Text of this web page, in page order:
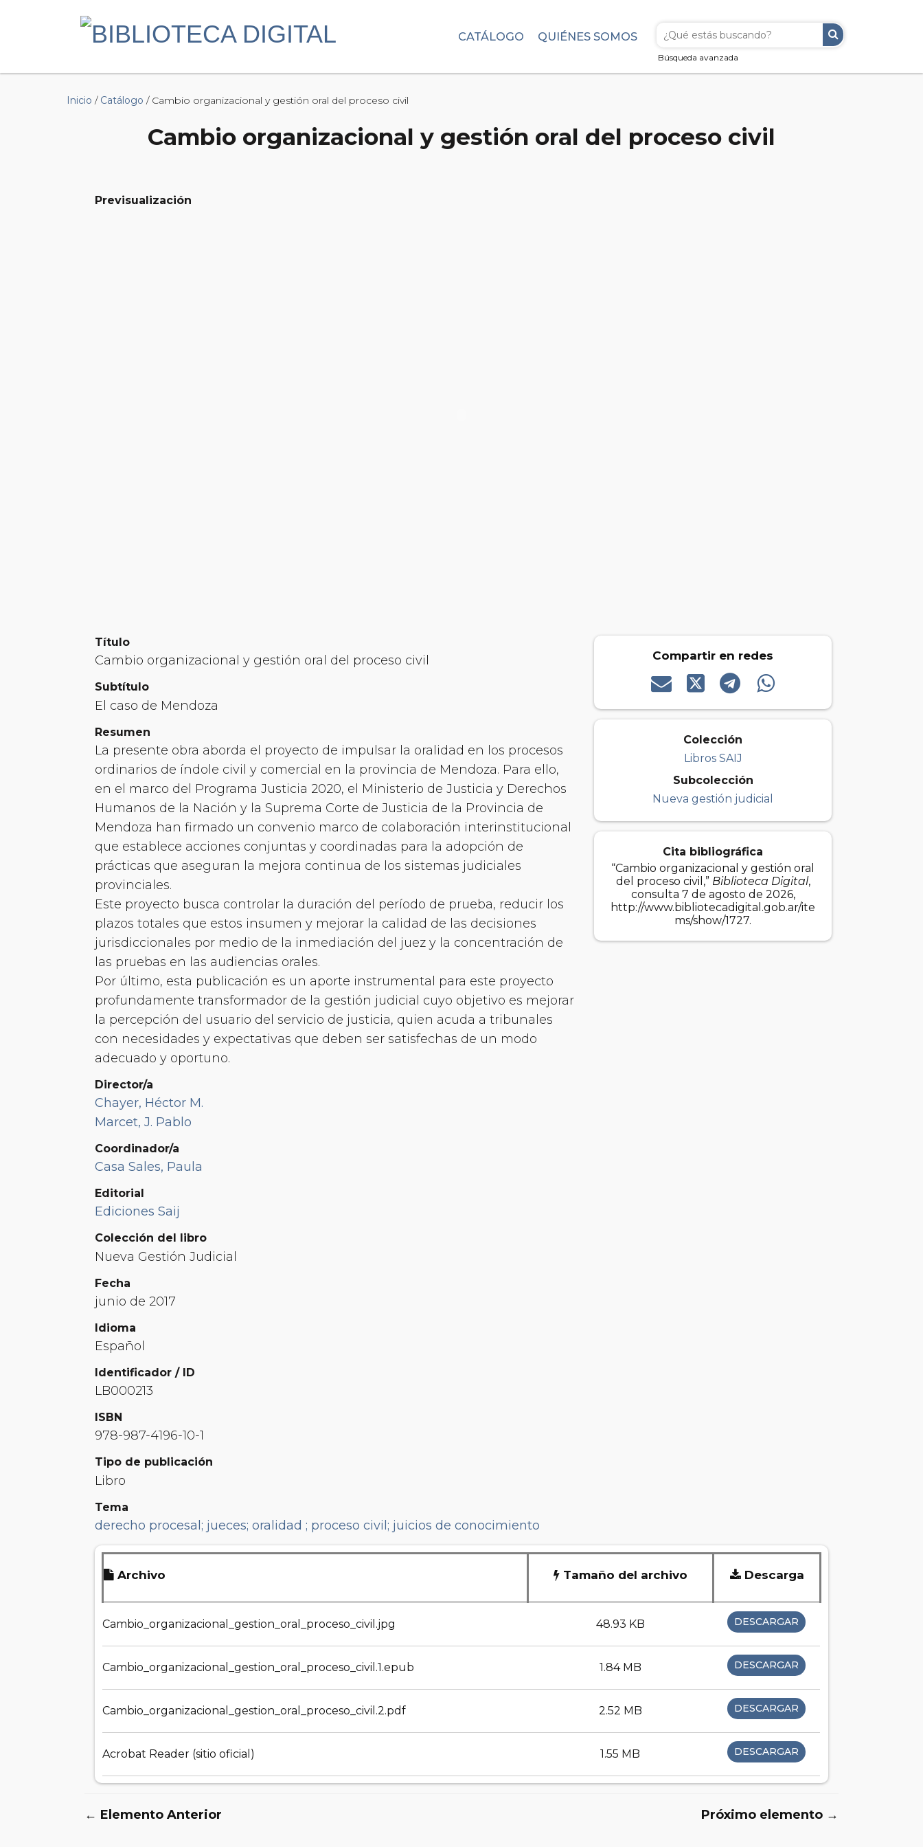
Búsqueda avanzada
CATÁLOGO QUIÉNES SOMOS
Inicio / Catálogo / Cambio organizacional y gestión oral del proceso civil
Cambio organizacional y gestión oral del proceso civil
Previsualización
Título
Cambio organizacional y gestión oral del proceso civil
Subtítulo
El caso de Mendoza
Resumen
La presente obra aborda el proyecto de impulsar la oralidad en los procesos
ordinarios de índole civil y comercial en la provincia de Mendoza. Para ello,
en el marco del Programa Justicia 2020, el Ministerio de Justicia y Derechos
Humanos de la Nación y la Suprema Corte de Justicia de la Provincia de
Mendoza han firmado un convenio marco de colaboración interinstitucional
que establece acciones conjuntas y coordinadas para la adopción de
prácticas que aseguran la mejora continua de los sistemas judiciales
provinciales.
Este proyecto busca controlar la duración del período de prueba, reducir los
plazos totales que estos insumen y mejorar la calidad de las decisiones
jurisdiccionales por medio de la inmediación del juez y la concentración de
las pruebas en las audiencias orales.
Por último, esta publicación es un aporte instrumental para este proyecto
profundamente transformador de la gestión judicial cuyo objetivo es mejorar
la percepción del usuario del servicio de justicia, quien acuda a tribunales
con necesidades y expectativas que deben ser satisfechas de un modo
adecuado y oportuno.
Director/a
Chayer, Héctor M.
Marcet, J. Pablo
Coordinador/a
Casa Sales, Paula
Editorial
Ediciones Saij
Colección del libro
Nueva Gestión Judicial
Fecha
junio de 2017
Idioma
Español
Identificador / ID
LB000213
ISBN
978-987-4196-10-1
Tipo de publicación
Libro
Tema
derecho procesal; jueces; oralidad ; proceso civil; juicios de conocimiento
Compartir en redes
Colección
Libros SAIJ
Subcolección
Nueva gestión judicial
Cita bibliográfica
“Cambio organizacional y gestión oral
del proceso civil,” Biblioteca Digital,
consulta 7 de agosto de 2026,
http://www.bibliotecadigital.gob.ar/ite
ms/show/1727.
Archivo Tamaño del archivo Descarga
Cambio_organizacional_gestion_oral_proceso_civil.jpg 48.93 KB DESCARGAR
Cambio_organizacional_gestion_oral_proceso_civil.1.epub 1.84 MB DESCARGAR
Cambio_organizacional_gestion_oral_proceso_civil.2.pdf 2.52 MB DESCARGAR
Acrobat Reader (sitio oficial) 1.55 MB DESCARGAR
← Elemento Anterior Próximo elemento →